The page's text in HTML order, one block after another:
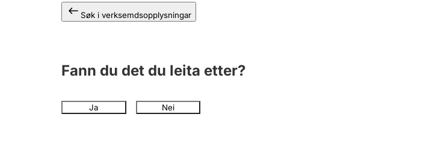
Søk i verksemdsopplysningar
Fann du det du leita etter?
Ja Nei